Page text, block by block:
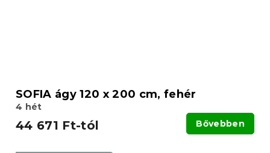
SOFIA ágy 120 x 200 cm, fehér
4 hét
44 671 Ft-tól Bővebben